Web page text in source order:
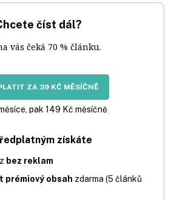
číst dál?
vás čeká 70 % článku.
ZA 39 KČ MĚSÍČNĚ
pak 149 Kč měsíčně
získáte
bez reklam
prémiový obsah zdarma (5 článků